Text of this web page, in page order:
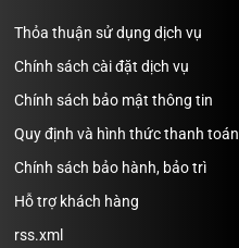
Thỏa thuận sử dụng dịch vụ
Chính sách cài đặt dịch vụ
Chính sách bảo mật thông tin
Quy định và hình thức thanh toán
Chính sách bảo hành, bảo trì
Hỗ trợ khách hàng
rss.xml